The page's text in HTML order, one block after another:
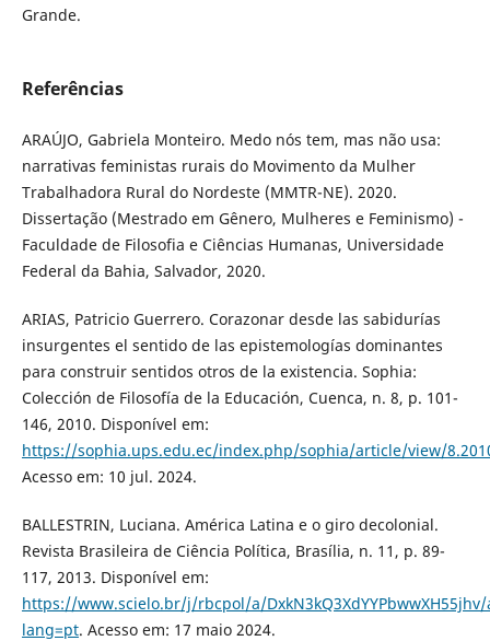
Grande.
Referências
ARAÚJO, Gabriela Monteiro. Medo nós tem, mas não usa:
narrativas feministas rurais do Movimento da Mulher
Trabalhadora Rural do Nordeste (MMTR-NE). 2020.
Dissertação (Mestrado em Gênero, Mulheres e Feminismo) -
Faculdade de Filosofia e Ciências Humanas, Universidade
Federal da Bahia, Salvador, 2020.
ARIAS, Patricio Guerrero. Corazonar desde las sabidurías
insurgentes el sentido de las epistemologías dominantes
para construir sentidos otros de la existencia. Sophia:
Colección de Filosofía de la Educación, Cuenca, n. 8, p. 101-
146, 2010. Disponível em:
https://sophia.ups.edu.ec/index.php/sophia/article/view/
Acesso em: 10 jul. 2024.
BALLESTRIN, Luciana. América Latina e o giro decolonial.
Revista Brasileira de Ciência Política, Brasília, n. 11, p. 89-
117, 2013. Disponível em:
https://www.scielo.br/j/rbcpol/a/
lang=pt. Acesso em: 17 maio 2024.